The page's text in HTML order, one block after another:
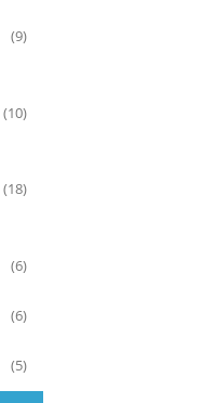
(9)
(10)
(18)
(6)
(6)
(5)